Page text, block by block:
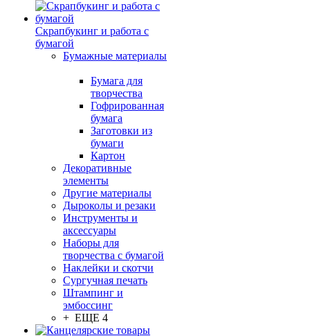
Скрапбукинг и работа с
бумагой
Бумажные материалы
Бумага для
творчества
Гофрированная
бумага
Заготовки из
бумаги
Картон
Декоративные
элементы
Другие материалы
Дыроколы и резаки
Инструменты и
аксессуары
Наборы для
творчества с бумагой
Наклейки и скотчи
Сургучная печать
Штампинг и
эмбоссинг
+ ЕЩЕ 4